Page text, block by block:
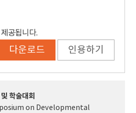
공됩니다.
다운로드 인용하기
학술대회
on Developmental